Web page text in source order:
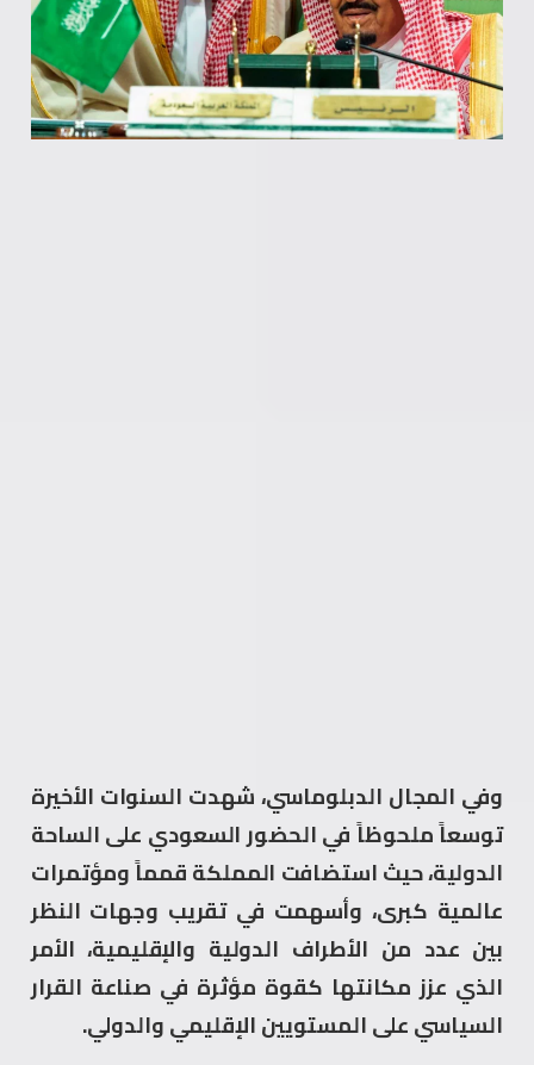
وفي المجال الدبلوماسي، شهدت السنوات الأخيرة
توسعاً ملحوظاً في الحضور السعودي على الساحة
الدولية، حيث استضافت المملكة قمماً ومؤتمرات
عالمية كبرى، وأسهمت في تقريب وجهات النظر
بين عدد من الأطراف الدولية والإقليمية، الأمر
الذي عزز مكانتها كقوة مؤثرة في صناعة القرار
السياسي على المستويين الإقليمي والدولي.